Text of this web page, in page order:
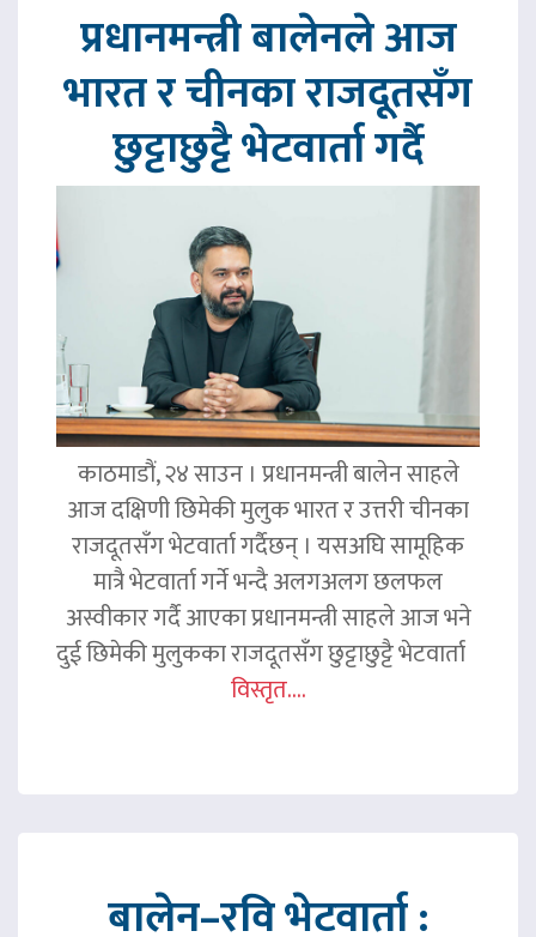
प्रधानमन्त्री बालेनले आज
भारत र चीनका राजदूतसँग
छुट्टाछुट्टै भेटवार्ता गर्दै
काठमाडौं, २४ साउन । प्रधानमन्त्री बालेन साहले
आज दक्षिणी छिमेकी मुलुक भारत र उत्तरी चीनका
राजदूतसँग भेटवार्ता गर्दैछन् । यसअघि सामूहिक
मात्रै भेटवार्ता गर्ने भन्दै अलगअलग छलफल
अस्वीकार गर्दै आएका प्रधानमन्त्री साहले आज भने
दुई छिमेकी मुलुकका राजदूतसँग छुट्टाछुट्टै भेटवार्ता
विस्तृत....
बालेन–रवि भेटवार्ता :